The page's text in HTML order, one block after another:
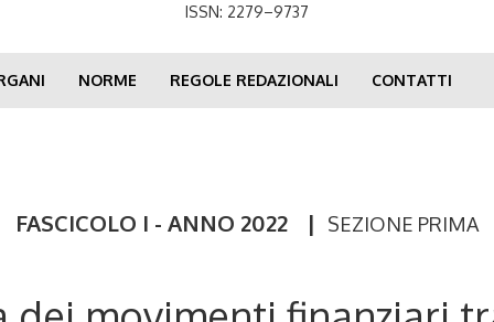
ISSN: 2279–9737
NORME REGOLE REDAZIONALI CONTATTI
FASCICOLO I - ANNO 2022 | SEZIONE PRIMA